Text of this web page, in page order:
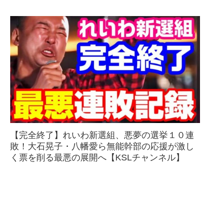
【完全終了】れいわ新選組、悪夢の選挙１０連
敗！大石晃子・八幡愛ら無能幹部の応援が激し
く票を削る最悪の展開へ【KSLチャンネル】